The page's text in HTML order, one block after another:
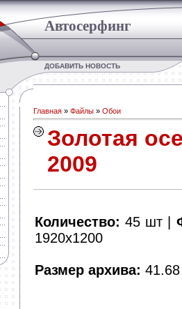
Автосерфинг
ДОБАВИТЬ НОВОСТЬ
Главная » Файлы » Обои
Золотая
2009
Количество: 45 шт |
1920х1200
Размер архива: